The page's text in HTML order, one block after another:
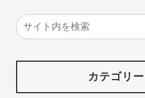
カテゴリー